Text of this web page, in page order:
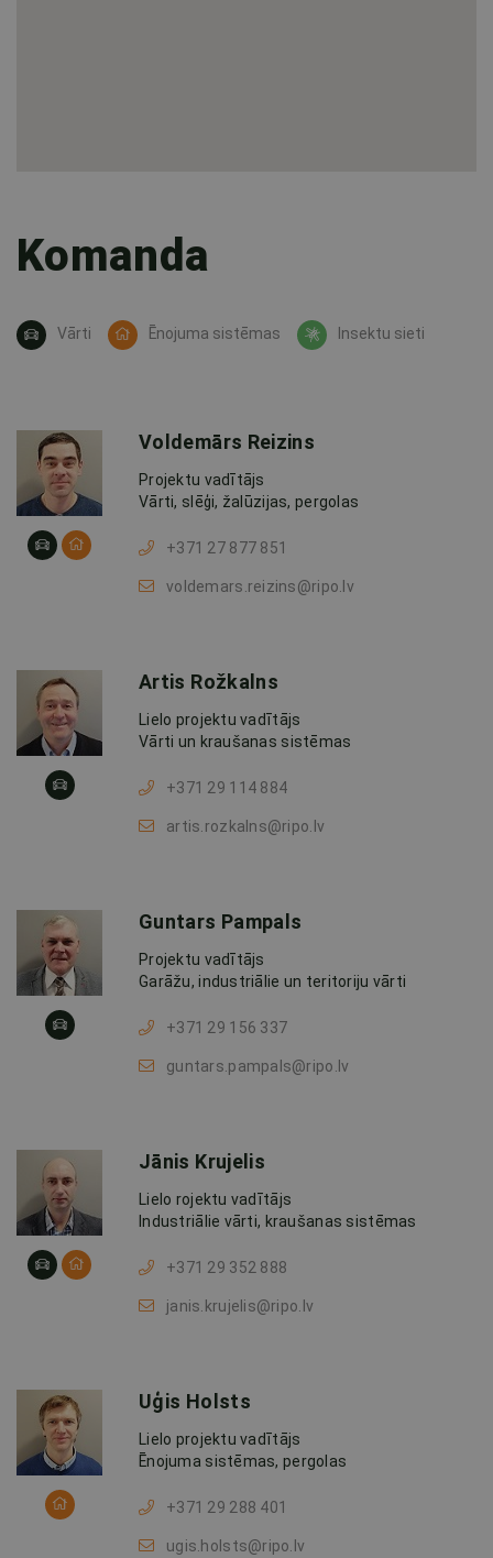
Komanda
Vārti Ēnojuma sistēmas Insektu sieti
Voldemārs Reizins
Projektu vadītājs
Vārti, slēģi, žalūzijas, pergolas
+371 27 877 851
voldemars.reizins@ripo.lv
Artis Rožkalns
Lielo projektu vadītājs
Vārti un kraušanas sistēmas
+371 29 114 884
artis.rozkalns@ripo.lv
Guntars Pampals
Projektu vadītājs
Garāžu, industriālie un teritoriju vārti
+371 29 156 337
guntars.pampals@ripo.lv
Jānis Krujelis
Lielo rojektu vadītājs
Industriālie vārti, kraušanas sistēmas
+371 29 352 888
janis.krujelis@ripo.lv
Uģis Holsts
Lielo projektu vadītājs
Ēnojuma sistēmas, pergolas
+371 29 288 401
ugis.holsts@ripo.lv